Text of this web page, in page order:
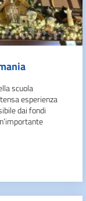
scuola
esperienza
dai fondi